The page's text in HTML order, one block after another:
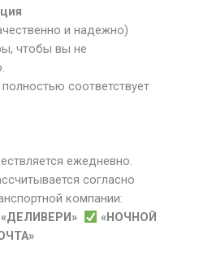
и надежно)
чтобы вы не
соответствует
ежедневно.
согласно
компании:
«ДЕЛИВЕРИ»
«НОЧНОЙ